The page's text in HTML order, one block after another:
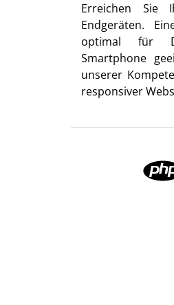
Erreichen Sie
Endgeräten.
optimal für
Smartphone
unserer
responsiver